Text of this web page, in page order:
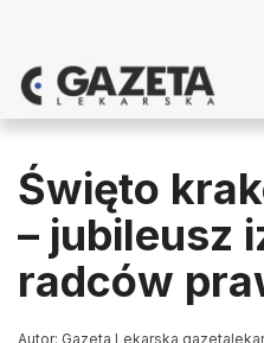
Święto
– jubileusz
radców
Autor: Gazeta Lekarska